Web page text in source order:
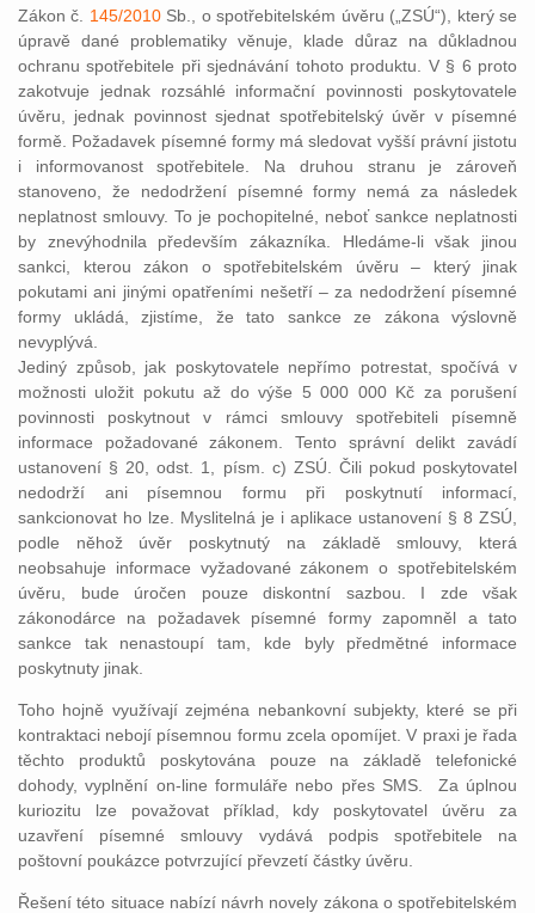
Zákon č. 145/2010Sb., o spotřebitelském úvěru („ZSÚ“), který se
úpravě dané problematiky věnuje, klade důraz na důkladnou
ochranu spotřebitele při sjednávání tohoto produktu. V § 6 proto
zakotvuje jednak rozsáhlé informační povinnosti poskytovatele
úvěru, jednak povinnost sjednat spotřebitelský úvěr v písemné
formě. Požadavek písemné formy má sledovat vyšší právní jistotu
i informovanost spotřebitele. Na druhou stranu je zároveň
stanoveno, že nedodržení písemné formy nemá za následek
neplatnost smlouvy. To je pochopitelné, neboť sankce neplatnosti
by znevýhodnila především zákazníka. Hledáme-li však jinou
sankci, kterou zákon o spotřebitelském úvěru – který jinak
pokutami ani jinými opatřeními nešetří – za nedodržení písemné
formy ukládá, zjistíme, že tato sankce ze zákona výslovně
nevyplývá.
Jediný způsob, jak poskytovatele nepřímo potrestat, spočívá v
možnosti uložit pokutu až do výše 5 000 000 Kč za porušení
povinnosti poskytnout v rámci smlouvy spotřebiteli písemně
informace požadované zákonem. Tento správní delikt zavádí
ustanovení § 20, odst. 1, písm. c) ZSÚ. Čili pokud poskytovatel
nedodrží ani písemnou formu při poskytnutí informací,
sankcionovat ho lze. Myslitelná je i aplikace ustanovení § 8 ZSÚ,
podle něhož úvěr poskytnutý na základě smlouvy, která
neobsahuje informace vyžadované zákonem o spotřebitelském
úvěru, bude úročen pouze diskontní sazbou. I zde však
zákonodárce na požadavek písemné formy zapomněl a tato
sankce tak nenastoupí tam, kde byly předmětné informace
poskytnuty jinak.
Toho hojně využívají zejména nebankovní subjekty, které se při
kontraktaci nebojí písemnou formu zcela opomíjet. V praxi je řada
těchto produktů poskytována pouze na základě telefonické
dohody, vyplnění on-line formuláře nebo přes SMS. Za úplnou
kuriozitu lze považovat příklad, kdy poskytovatel úvěru za
uzavření písemné smlouvy vydává podpis spotřebitele na
poštovní poukázce potvrzující převzetí částky úvěru.
Řešení této situace nabízí návrh novely zákona o spotřebitelském